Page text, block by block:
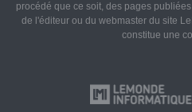
procédé que ce soit, des pages
de l'éditeur ou du webmaster du site
constitue une